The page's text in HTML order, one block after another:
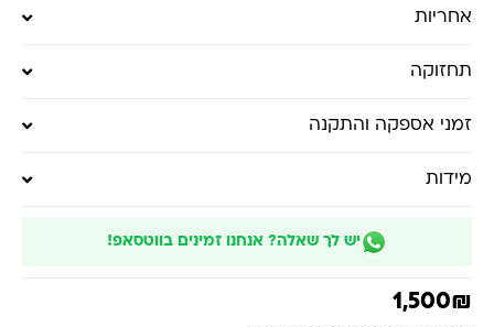
אחריות
תחזוקה
זמני אספקה והתקנה
מידות
יש לך שאלה? אנחנו זמינים בווטסאפ!
1,500₪